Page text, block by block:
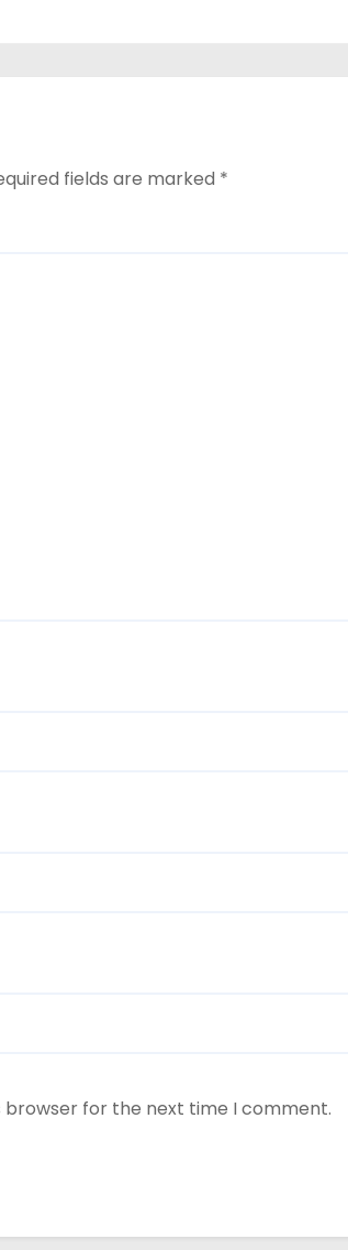
fields are marked *
browser for the next time I comment.